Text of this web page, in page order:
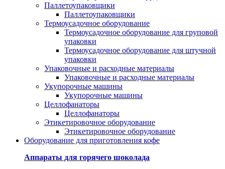
Паллетоупаковщики
Паллетоупаковщики
Термоусадочное оборудование
Термоусадочное оборудование для груповой
упаковки
Термоусадочное оборудование для штучной
упаковки
Упаковочные и расходные материалы
Упаковочные и расходные материалы
Укупорочные машины
Укупорочные машины
Целлофанаторы
Целлофанаторы
Этикетировочное оборудование
Этикетировочное оборудование
Оборудование для приготовления кофе
Аппараты для горячего шоколада